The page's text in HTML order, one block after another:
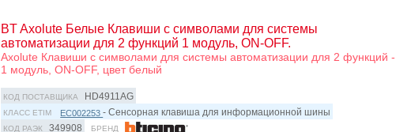
BT Axolute Белые Клавиши с символами для системы
автоматизации для 2 функций 1 модуль, ON-OFF.
Axolute Клавиши с символами для системы автоматизации для 2 функций -
1 модуль, ON-OFF, цвет белый
КОД ПОСТАВЩИКА HD4911AG
КЛАСС ETIM EC002253- Сенсорная клавиша для информационной шины
КОД РАЭК 349908 БРЕНД